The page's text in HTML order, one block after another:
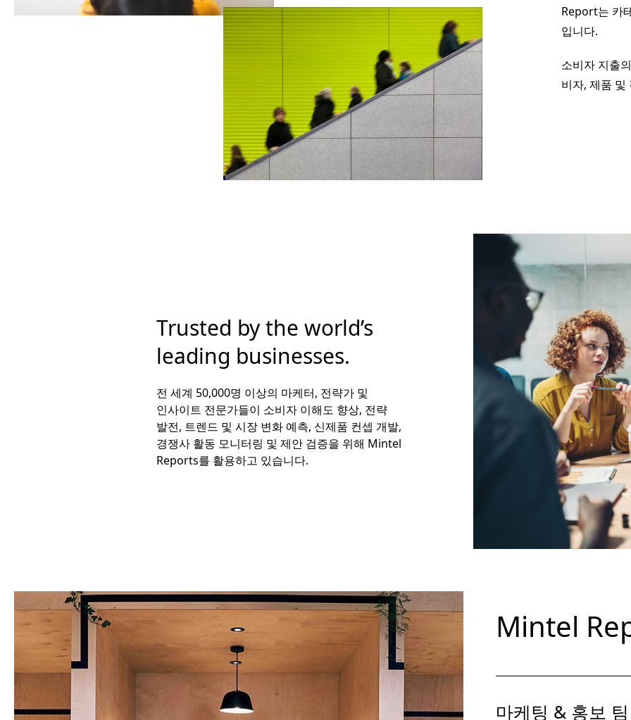
Report는 카
입니다.
소비자 지출
비자, 제품 및
Trusted by the world’s
leading businesses.
전 세계 50,000명 이상의 마케터, 전략가 및
인사이트 전문가들이 소비자 이해도 향상, 전략
발전, 트렌드 및 시장 변화 예측, 신제품 컨셉 개발,
경쟁사 활동 모니터링 및 제안 검증을 위해 Mintel
Reports를 활용하고 있습니다.
Mintel
마케팅 & 홍보 팀